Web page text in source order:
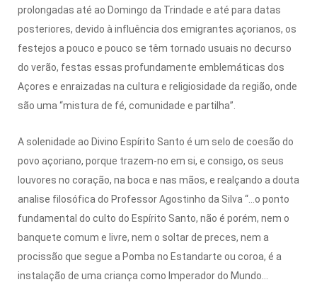
prolongadas até ao Domingo da Trindade e até para datas
posteriores, devido à influência dos emigrantes açorianos, os
festejos a pouco e pouco se têm tornado usuais no decurso
do verão, festas essas profundamente emblemáticas dos
Açores e enraizadas na cultura e religiosidade da região, onde
são uma “mistura de fé, comunidade e partilha”.
A solenidade ao Divino Espírito Santo é um selo de coesão do
povo açoriano, porque trazem-no em si, e consigo, os seus
louvores no coração, na boca e nas mãos, e realçando a douta
analise filosófica do Professor Agostinho da Silva “…o ponto
fundamental do culto do Espírito Santo, não é porém, nem o
banquete comum e livre, nem o soltar de preces, nem a
procissão que segue a Pomba no Estandarte ou coroa, é a
instalação de uma criança como Imperador do Mundo…